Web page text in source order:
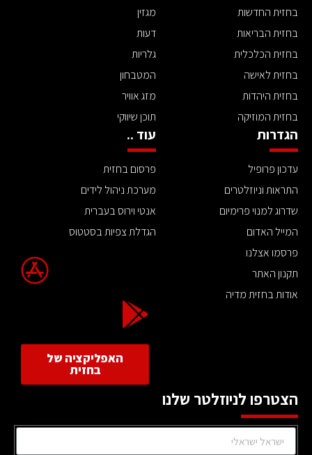
בחזית החדשות
בחזית הבריאות
בחזית הכלכלית
בחזית לאישה
בחזית היהדות
בחזית המוזיקה
מגזין
דעות
גלריות
המטבחון
מזג אוויר
תוכן שיווקי
הגדרות
עדכון פרופיל
התראות וניוזלטרים
שדרוג למנוי פרימיום
המייל האדום
פרסמו אצלנו
תקנון האתר
אודות בחזית מדיה
עוד ..
פרסום בחזית
מערכת ניהול לידים
אנטי וירוס בעברית
הגדלת צפיות בסטטוס
האפליקציה של
בחזית
הצטרפו לניוזלטר שלנו